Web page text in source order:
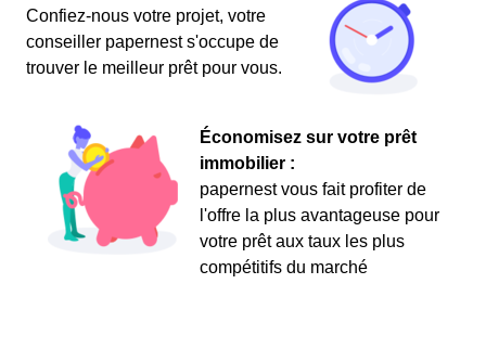
Confiez-nous votre projet, votre
conseiller papernest s'occupe de
trouver le meilleur prêt pour vous.
Économisez sur votre prêt
immobilier :
papernest vous fait profiter de
l'offre la plus avantageuse pour
votre prêt aux taux les plus
compétitifs du marché